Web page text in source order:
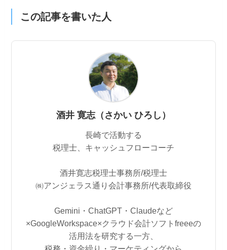
この記事を書いた人
酒井 寛志（さかい ひろし）
長崎で活動する
税理士、キャッシュフローコーチ
酒井寛志税理士事務所/税理士
㈱アンジェラス通り会計事務所/代表取締役
Gemini・ChatGPT・Claudeなど
×GoogleWorkspace×クラウド会計ソフトfreeeの
活用法を研究する一方、